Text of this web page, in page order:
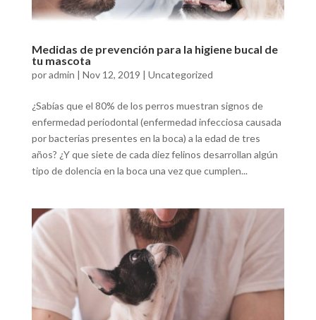
Medidas de prevención para la higiene bucal de
tu mascota
poradmin | Nov 12, 2019 | Uncategorized
¿Sabías que el 80% de los perros muestran signos de
enfermedad periodontal (enfermedad infecciosa causada
por bacterias presentes en la boca) a la edad de tres
años? ¿Y que siete de cada diez felinos desarrollan algún
tipo de dolencia en la boca una vez que cumplen...